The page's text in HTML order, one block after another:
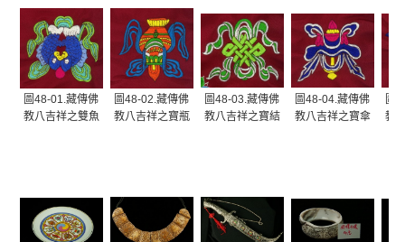
圖48-01.藏傳佛
教八吉祥之雙魚
圖48-02.藏傳佛
教八吉祥之寶瓶
圖48-03.藏傳佛
教八吉祥之寶結
圖48-04.藏傳佛
教八吉祥之寶傘
圖
教